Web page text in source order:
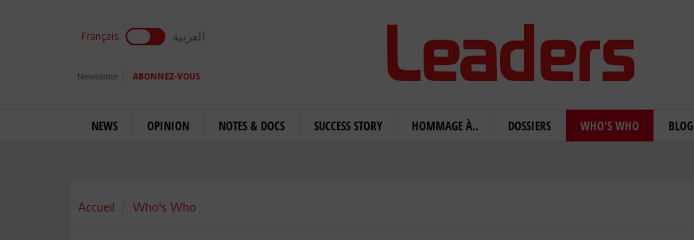
Français العربية
Newsletter ABONNEZ-VOUS
NEWS OPINION NOTES & DOCS SUCCESS STORY HOMMAGE À.. DOSSIERS WHO'S WHO BLOG
Accueil Who's Who